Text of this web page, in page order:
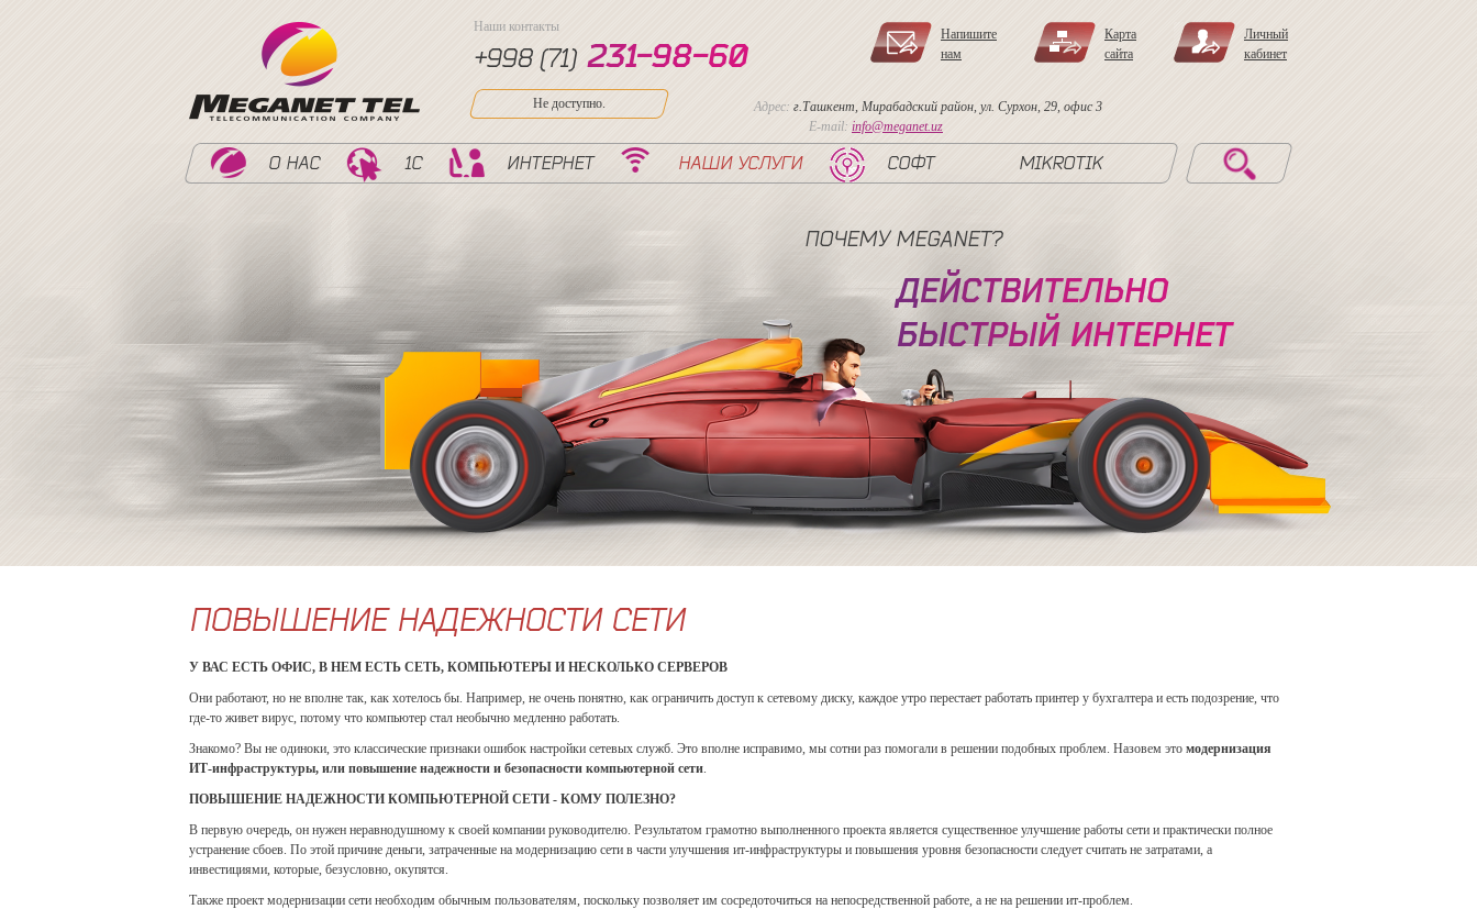
Напишите
нам
Карта
сайта
Личный
кабинет
Наши контакты
+998 (71) 231-98-60
Адрес: г.Ташкент, Мирабадский район, ул. Сурхон, 29, офис 3
E-mail: info@meganet.uz
Не доступно.
О НАС 1С ИНТЕРНЕТ НАШИ УСЛУГИ СОФТ MIKROTIK
ПОЧЕМУ MEGANET?
ДЕЙСТВИТЕЛЬНО
БЫСТРЫЙ ИНТЕРНЕТ
ПОВЫШЕНИЕ НАДЕЖНОСТИ СЕТИ
У ВАС ЕСТЬ ОФИС, В НЕМ ЕСТЬ СЕТЬ, КОМПЬЮТЕРЫ И НЕСКОЛЬКО СЕРВЕРОВ
Они работают, но не вполне так, как хотелось бы. Например, не очень понятно, как ограничить доступ к сетевому диску, каждое утро перестает работать принтер у бухгалтера и есть подозрение, что
где-то живет вирус, потому что компьютер стал необычно медленно работать.
Знакомо? Вы не одиноки, это классические признаки ошибок настройки сетевых служб. Это вполне исправимо, мы сотни раз помогали в решении подобных проблем. Назовем это модернизация
ИТ-инфраструктуры, или повышение надежности и безопасности компьютерной сети.
ПОВЫШЕНИЕ НАДЕЖНОСТИ КОМПЬЮТЕРНОЙ СЕТИ - КОМУ ПОЛЕЗНО?
В первую очередь, он нужен неравнодушному к своей компании руководителю. Результатом грамотно выполненного проекта является существенное улучшение работы сети и практически полное
устранение сбоев. По этой причине деньги, затраченные на модернизацию сети в части улучшения ит-инфраструктуры и повышения уровня безопасности следует считать не затратами, а
инвестициями, которые, безусловно, окупятся.
Также проект модернизации сети необходим обычным пользователям, поскольку позволяет им сосредоточиться на непосредственной работе, а не на решении ит-проблем.